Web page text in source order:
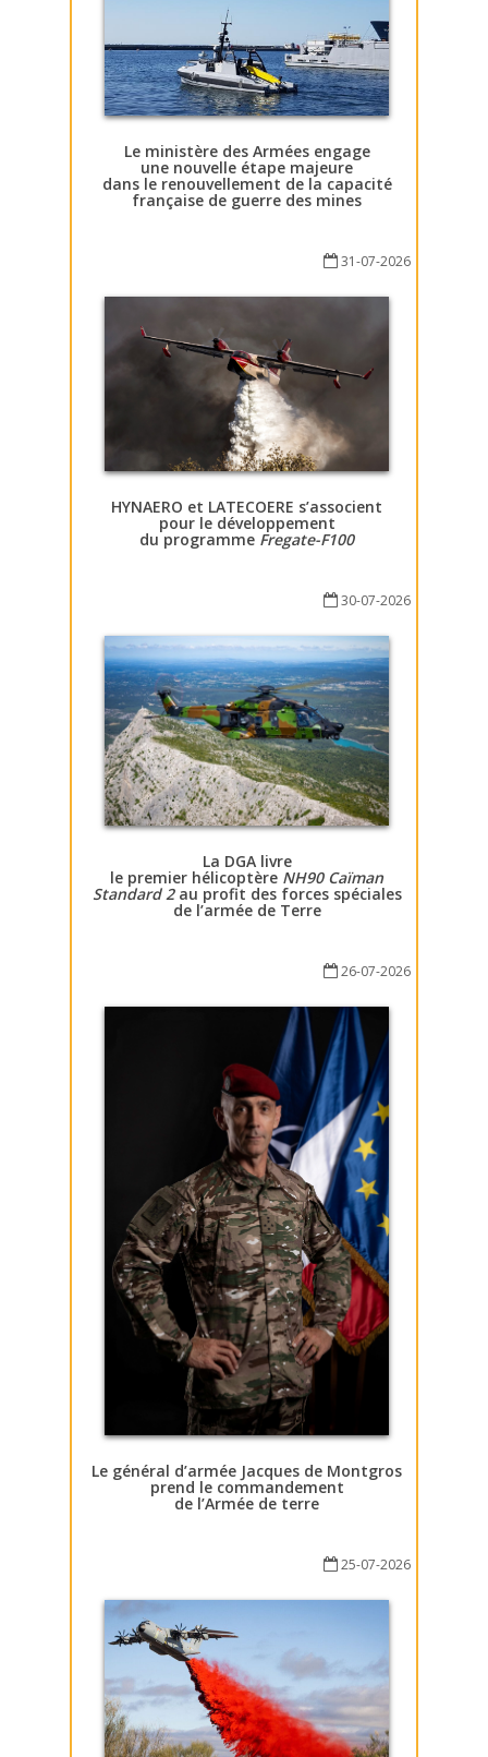
Le ministère des Armées engage
une nouvelle étape majeure
dans le renouvellement de la capacité
française de guerre des mines
31-07-2026
HYNAERO et LATECOERE s’associent
pour le développement
du programme Fregate-F100
30-07-2026
La DGA livre
le premier hélicoptère NH90 Caïman
Standard 2au profit des forces spéciales
de l’armée de Terre
26-07-2026
Le général d’armée Jacques de Montgros
prend le commandement
de l’Armée de terre
25-07-2026